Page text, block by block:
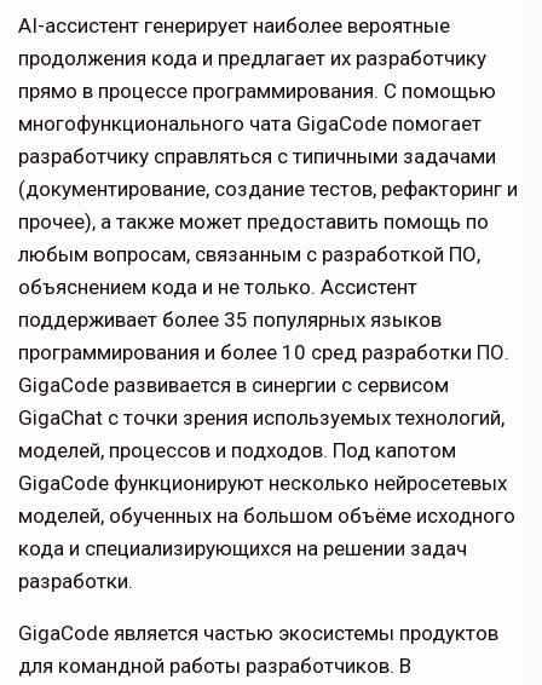
AI-ассистент генерирует наиболее вероятные
продолжения кода и предлагает их разработчику
прямо в процессе программирования. С помощью
многофункционального чата GigaCode помогает
разработчику справляться с типичными задачами
(документирование, создание тестов, рефакторинг и
прочее), а также может предоставить помощь по
любым вопросам, связанным с разработкой ПО,
объяснением кода и не только. Ассистент
поддерживает более 35 популярных языков
программирования и более 10 сред разработки ПО.
GigaCode развивается в синергии с сервисом
GigaChat с точки зрения используемых технологий,
моделей, процессов и подходов. Под капотом
GigaCode функционируют несколько нейросетевых
моделей, обученных на большом объёме исходного
кода и специализирующихся на решении задач
разработки.
GigaCode является частью экосистемы продуктов
для командной работы разработчиков. В